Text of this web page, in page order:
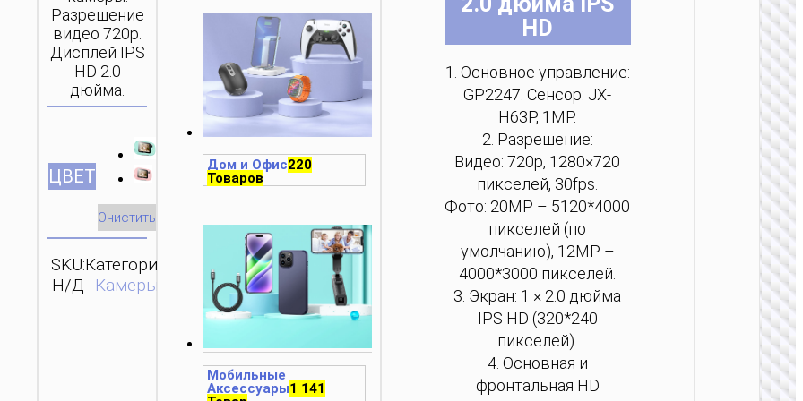
Разрешение
видео 720p.
Дисплей IPS
HD 2.0
дюйма.
ЦВЕТ
Очистить
SKU:
Н/Д
Категория:
Камеры
ОТПРАВИТЬ
ЗАПРОС
Дом и Офис220
Товаров
Мобильные
Аксессуары1 141
HD
1. Основное управление:
GP2247. Сенсор: JX-
H63P, 1MP.
2. Разрешение:
Видео: 720p, 1280×720
пикселей, 30fps.
Фото: 20MP – 5120*4000
пикселей (по
умолчанию), 12MP –
4000*3000 пикселей.
3. Экран: 1 × 2.0 дюйма
IPS HD (320*240
пикселей).
4. Основная и
фронтальная HD
на
на
на
на
на
на